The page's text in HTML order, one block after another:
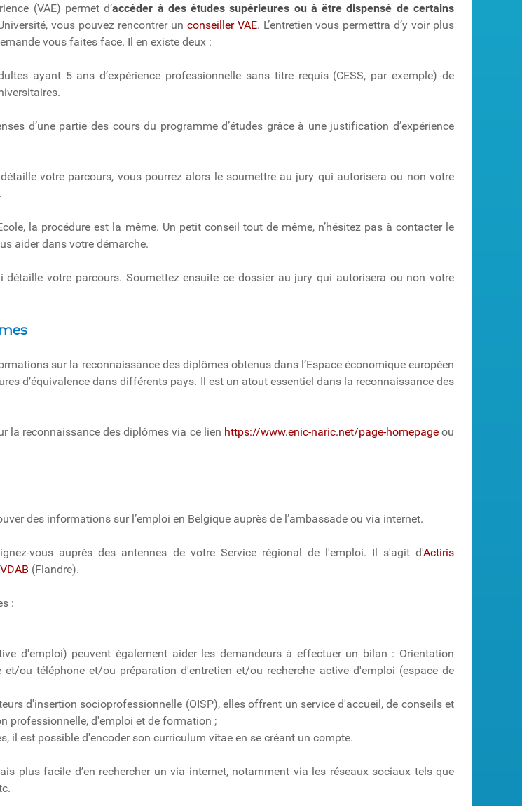
(VAE) permet d’accéder à des études supérieures ou à être dispensé de certains
vous pouvez rencontrer un conseiller VAE. L’entretien vous permettra d’y voir plus
vous faites face. Il en existe deux :
ayant 5 ans d’expérience professionnelle sans titre requis (CESS, par exemple) de
d’une partie des cours du programme d’études grâce à une justification d’expérience
votre parcours, vous pourrez alors le soumettre au jury qui autorisera ou non votre
la procédure est la même. Un petit conseil tout de même, n’hésitez pas à contacter le
aider dans votre démarche.
détaille votre parcours. Soumettez ensuite ce dossier au jury qui autorisera ou non votre
sur la reconnaissance des diplômes obtenus dans l’Espace économique européen
d’équivalence dans différents pays. Il est un atout essentiel dans la reconnaissance des
la reconnaissance des diplômes via ce lien https://www.enic-naric.net/page-homepageou
des informations sur l’emploi en Belgique auprès de l’ambassade ou via internet.
vous auprès des antennes de votre Service régional de l'emploi. Il s'agit d'Actiris
VDAB (Flandre).
:
d'emploi) peuvent également aider les demandeurs à effectuer un bilan : Orientation
ou téléphone et/ou préparation d'entretien et/ou recherche active d'emploi (espace de
d'insertion socioprofessionnelle (OISP), elles offrent un service d'accueil, de conseils et
professionnelle, d'emploi et de formation ;
il est possible d'encoder son curriculum vitae en se créant un compte.
plus facile d’en rechercher un via internet, notamment via les réseaux sociaux tels que